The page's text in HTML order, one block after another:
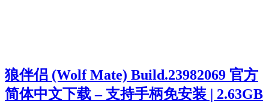
狼伴侣 (Wolf Mate) Build.23982069 官方
简体中文下载 – 支持手柄免安装 | 2.63GB